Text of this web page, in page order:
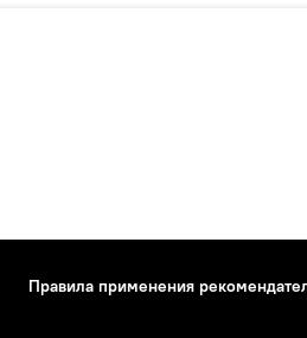
Правила применения